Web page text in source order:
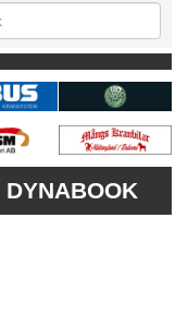
DYNABOOK